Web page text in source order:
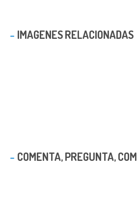
IMAGENES RELACIONADAS
COMENTA, PREGUNTA,